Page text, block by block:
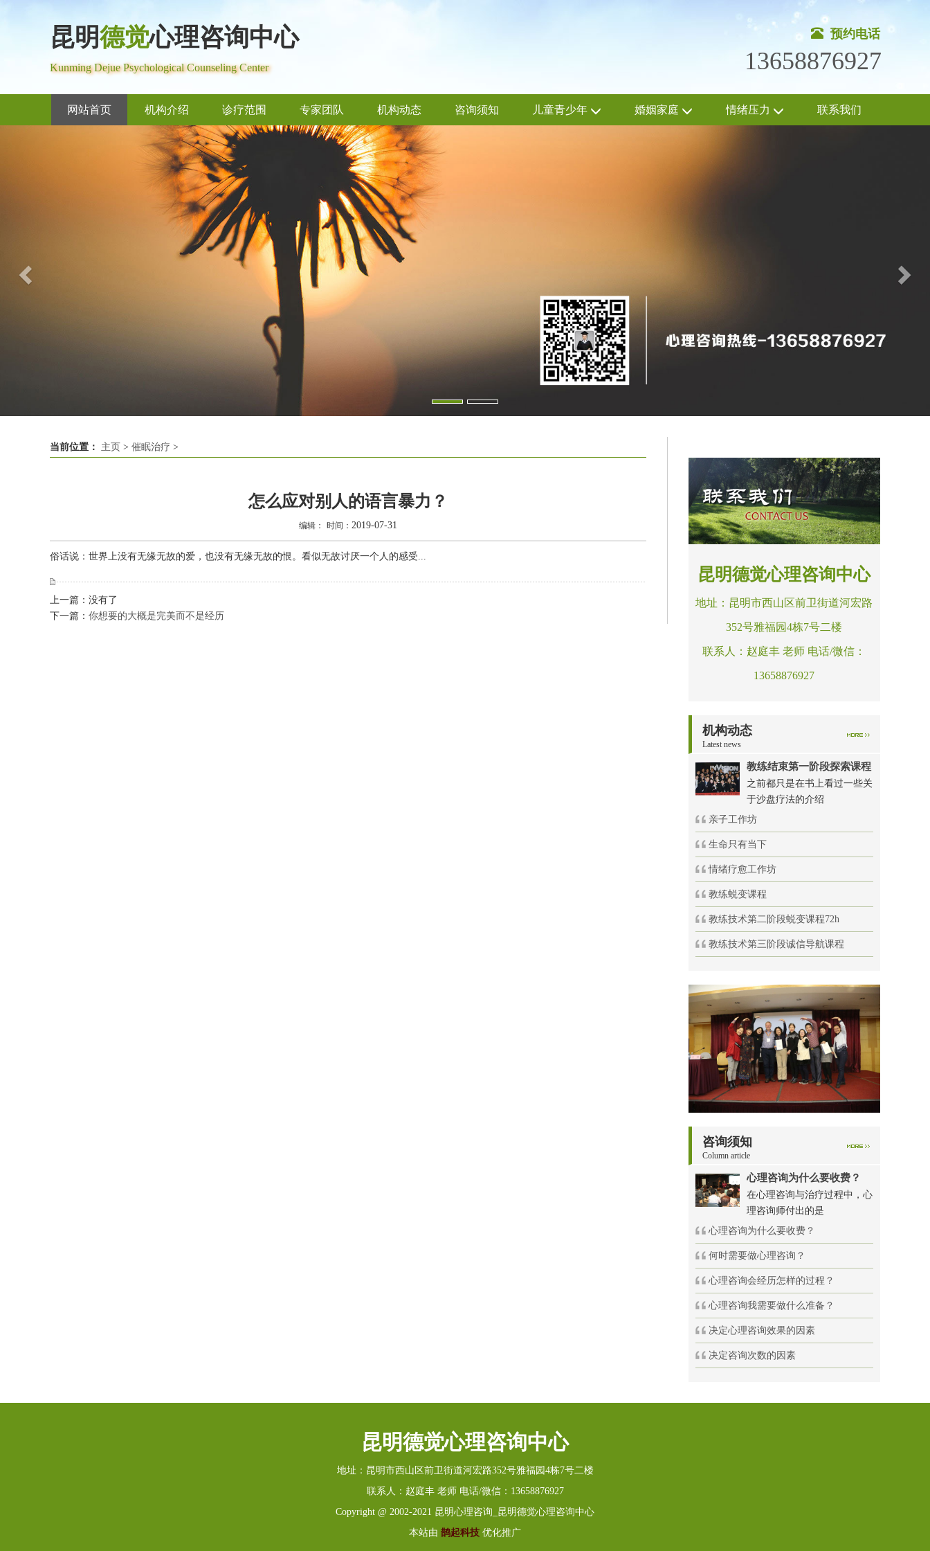
昆明德觉心理咨询中心
Kunming Dejue Psychological Counseling Center
预约电话
13658876927
网站首页 机构介绍 诊疗范围 专家团队 机构动态 咨询须知 儿童青少年 婚姻家庭 情绪压力 联系我们
当前位置： 主页 > 催眠治疗 >
怎么应对别人的语言暴力？
编辑： 时间： 2019-07-31
俗话说：世界上没有无缘无故的爱，也没有无缘无故的恨。看似无故讨厌一个人的感受...
上一篇：没有了
下一篇： 你想要的大概是完美而不是经历
昆明德觉心理咨询中心
地址：昆明市西山区前卫街道河宏路
352号雅福园4栋7号二楼
联系人：赵庭丰 老师 电话/微信：
13658876927
机构动态
Latest news
教练结束第一阶段探索课程
之前都只是在书上看过一些关
于沙盘疗法的介绍
亲子工作坊
生命只有当下
情绪疗愈工作坊
教练蜕变课程
教练技术第二阶段蜕变课程72h
教练技术第三阶段诚信导航课程
咨询须知
Column article
心理咨询为什么要收费？
在心理咨询与治疗过程中，心
理咨询师付出的是
心理咨询为什么要收费？
何时需要做心理咨询？
心理咨询会经历怎样的过程？
心理咨询我需要做什么准备？
决定心理咨询效果的因素
决定咨询次数的因素
昆明德觉心理咨询中心
地址：昆明市西山区前卫街道河宏路352号雅福园4栋7号二楼
联系人：赵庭丰 老师 电话/微信：13658876927
Copyright @ 2002-2021 昆明心理咨询_昆明德觉心理咨询中心
本站由 鹊起科技 优化推广